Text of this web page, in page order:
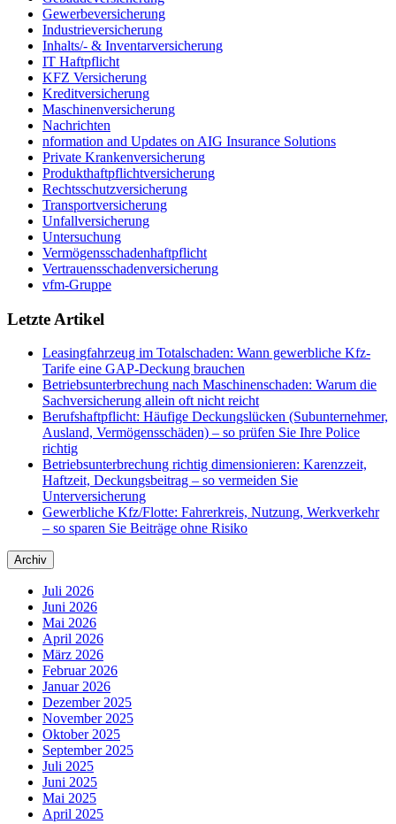
Gewerbeversicherung
Industrieversicherung
Inhalts/- & Inventarversicherung
IT Haftpflicht
KFZ Versicherung
Kreditversicherung
Maschinenversicherung
Nachrichten
nformation and Updates on AIG Insurance Solutions
Private Krankenversicherung
Produkthaftpflichtversicherung
Rechtsschutzversicherung
Transportversicherung
Unfallversicherung
Untersuchung
Vermögensschadenhaftpflicht
Vertrauensschadenversicherung
vfm-Gruppe
Letzte Artikel
Leasingfahrzeug im Totalschaden: Wann gewerbliche Kfz-
Tarife eine GAP-Deckung brauchen
Betriebsunterbrechung nach Maschinenschaden: Warum die
Sachversicherung allein oft nicht reicht
Berufshaftpflicht: Häufige Deckungslücken (Subunternehmer,
Ausland, Vermögensschäden) – so prüfen Sie Ihre Police
richtig
Betriebsunterbrechung richtig dimensionieren: Karenzzeit,
Haftzeit, Deckungsbeitrag – so vermeiden Sie
Unterversicherung
Gewerbliche Kfz/Flotte: Fahrerkreis, Nutzung, Werkverkehr
– so sparen Sie Beiträge ohne Risiko
Archiv
Juli 2026
Juni 2026
Mai 2026
April 2026
März 2026
Februar 2026
Januar 2026
Dezember 2025
November 2025
Oktober 2025
September 2025
Juli 2025
Juni 2025
Mai 2025
April 2025